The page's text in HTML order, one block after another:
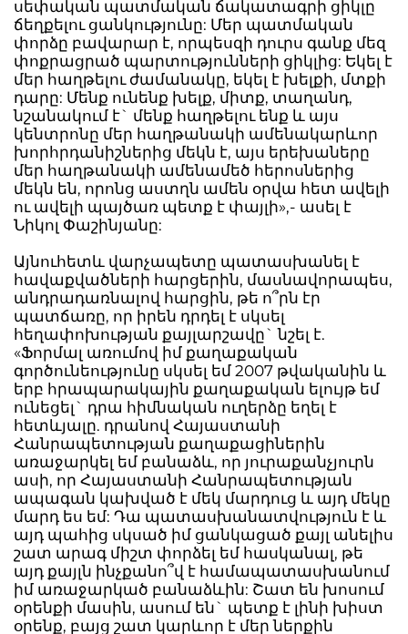
սեփական պատմական ճակատագրի ցիկլը
ճեղքելու ցանկությունը: Մեր պատմական
փորձը բավարար է, որպեսզի դուրս գանք մեզ
փոքրացրած պարտությունների ցիկլից: Եկել է
մեր հաղթելու ժամանակը, եկել է խելքի, մտքի
դարը: Մենք ունենք խելք, միտք, տաղանդ,
նշանակում է` մենք հաղթելու ենք և այս
կենտրոնը մեր հաղթանակի ամենակարևոր
խորհրդանիշներից մեկն է, այս երեխաները
մեր հաղթանակի ամենամեծ հերոսներից
մեկն են, որոնց աստղն ամեն օրվա հետ ավելի
ու ավելի պայծառ պետք է փայլի»,- ասել է
Նիկոլ Փաշինյանը:
Այնուհետև վարչապետը պատասխանել է
հավաքվածների հարցերին, մասնավորապես,
անդրադառնալով հարցին, թե ո՞րն էր
պատճառը, որ իրեն դրդել է սկսել
հեղափոխության քայլարշավը` նշել է.
«Ֆորմալ առումով իմ քաղաքական
գործունեությունը սկսել եմ 2007 թվականին և
երբ հրապարակային քաղաքական ելույթ եմ
ունեցել` դրա հիմնական ուղերձը եղել է
հետևյալը. դրանով Հայաստանի
Հանրապետության քաղաքացիներին
առաջարկել եմ բանաձև, որ յուրաքանչյուրն
ասի, որ Հայաստանի Հանրապետության
ապագան կախված է մեկ մարդուց և այդ մեկը
մարդ ես եմ: Դա պատասխանատվություն է և
այդ պահից սկսած իմ ցանկացած քայլ անելիս
շատ արագ միշտ փորձել եմ հասկանալ, թե
այդ քայլն ինչքանո՞վ է համապատասխանում
իմ առաջարկած բանաձևին: Շատ են խոսում
օրենքի մասին, ասում են` պետք է լինի խիստ
օրենք, բայց շատ կարևոր է մեր ներքին